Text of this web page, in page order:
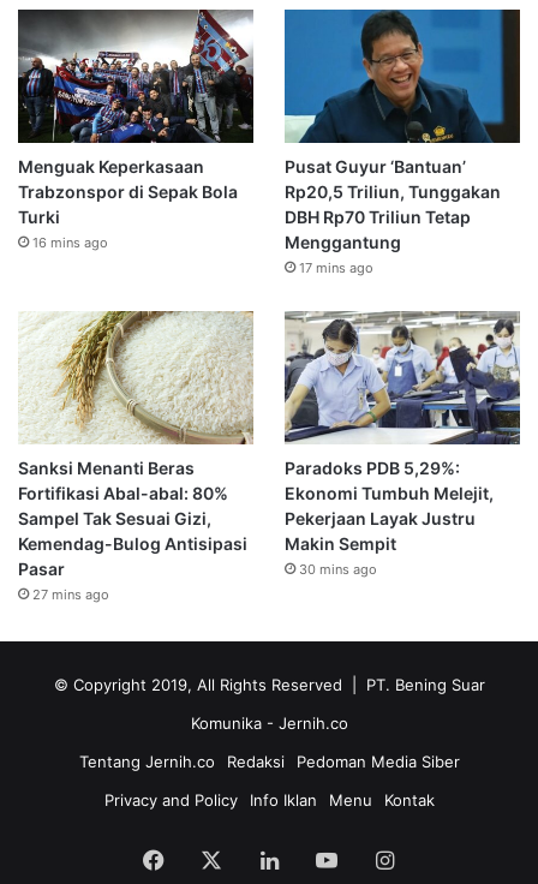
Menguak Keperkasaan
Trabzonspor di Sepak Bola
Turki
16 mins ago
Pusat Guyur ‘Bantuan’
Rp20,5 Triliun, Tunggakan
DBH Rp70 Triliun Tetap
Menggantung
17 mins ago
Sanksi Menanti Beras
Fortifikasi Abal-abal: 80%
Sampel Tak Sesuai Gizi,
Kemendag-Bulog Antisipasi
Pasar
27 mins ago
Paradoks PDB 5,29%:
Ekonomi Tumbuh Melejit,
Pekerjaan Layak Justru
Makin Sempit
30 mins ago
© Copyright 2019, All Rights Reserved | PT. Bening Suar
Komunika - Jernih.co
Tentang Jernih.co
Redaksi
Pedoman Media Siber
Privacy and Policy
Info Iklan Menu Kontak
Facebook LinkedInYouTubeInstagram